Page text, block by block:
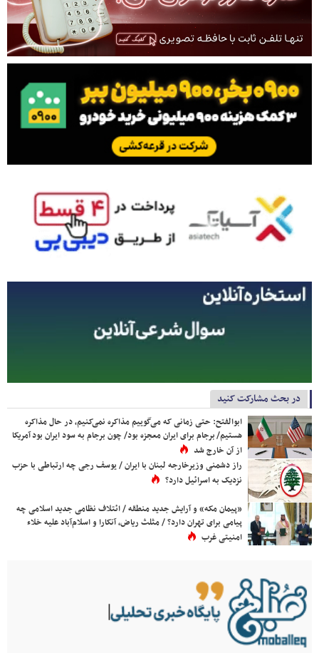
در بحث مشارکت کنید
ابوالفتح: حتی زمانی که می‌گوییم مذاکره نمی‌کنیم، در حال مذاکره
هستیم/ برجام برای ایران معجزه بود/ چون برجام به سود ایران بود آمریکا
از آن خارج شد
راز دشمنی وزیرخارجه لبنان با ایران / یوسف رجی چه ارتباطی با حزب
نزدیک به اسرائیل دارد؟
«پیمان مکه» و آرایش جدید منطقه / ائتلاف نظامی جدید اسلامی چه
پیامی برای تهران دارد؟ / مثلث ریاض، آنکارا و اسلام‌آباد علیه خلاء
امنیتی غرب